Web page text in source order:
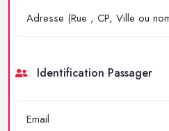
Identification Passager